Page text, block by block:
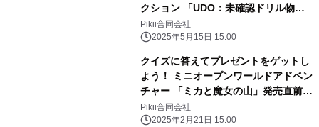
クション 「UDO：未確認ドリル物
体」 Nintendo Switch(TM)、
PlayStation(R)5で2025年5月29日(木)
Pikii合同会社
2025年5月15日 15:00
クイズに答えてプレゼントをゲットし
よう！ ミニオープンワールドアドベン
チャー 「ミカと魔女の山」発売直前プ
レゼント企画開催！
Pikii合同会社
2025年2月21日 15:00